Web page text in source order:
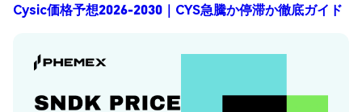
Cysic価格予想2026-2030｜CYS急騰か停滞か徹底ガイド